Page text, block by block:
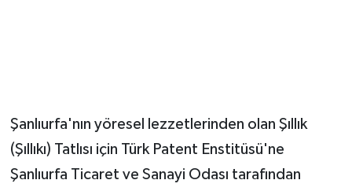
Şanlıurfa'nın yöresel lezzetlerinden olan Şıllık
(Şıllıkı) Tatlısı için Türk Patent Enstitüsü'ne
Şanlıurfa Ticaret ve Sanayi Odası tarafından